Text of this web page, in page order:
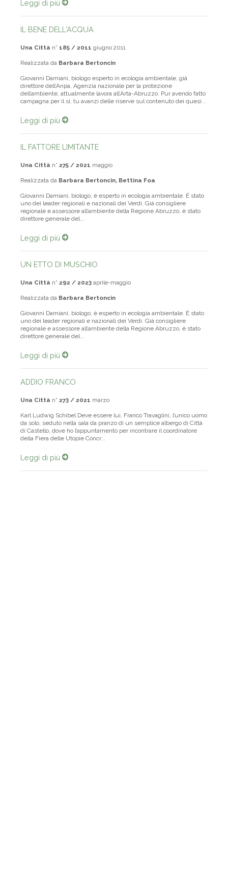
Leggi di più
IL BENE DELL'ACQUA
Una Città n° 185 / 2011 giugno 2011
Realizzata da Barbara Bertoncin
Giovanni Damiani, biologo esperto in ecologia ambientale, già
direttore dell’Anpa, Agenzia nazionale per la protezione
dell’ambiente, attualmente lavora all’Arta-Abruzzo. Pur avendo fatto
campagna per il sì, tu avanzi delle riserve sul contenuto dei quesi...
Leggi di più
IL FATTORE LIMITANTE
Una Città n° 275 / 2021 maggio
Realizzata da Barbara Bertoncin, Bettina Foa
Giovanni Damiani, biologo, è esperto in ecologia ambientale. È stato
uno dei leader regionali e nazionali dei Verdi. Già consigliere
regionale e assessore all’ambiente della Regione Abruzzo, è stato
direttore generale del...
Leggi di più
UN ETTO DI MUSCHIO
Una Città n° 292 / 2023 aprile-maggio
Realizzata da Barbara Bertoncin
Giovanni Damiani, biologo, è esperto in ecologia ambientale. È stato
uno dei leader regionali e nazionali dei Verdi. Già consigliere
regionale e assessore all’ambiente della Regione Abruzzo, è stato
direttore generale del...
Leggi di più
ADDIO FRANCO
Una Città n° 273 / 2021 marzo
Karl Ludwig Schibel Deve essere lui, Franco Travaglini, l’unico uomo
da solo, seduto nella sala da pranzo di un semplice albergo di Città
di Castello, dove ho l’appuntamento per incontrare il coordinatore
della Fiera delle Utopie Concr...
Leggi di più